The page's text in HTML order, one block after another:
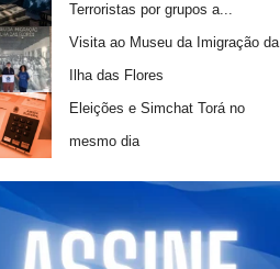
Terroristas por grupos a...
Visita ao Museu da Imigração da
Ilha das Flores
Eleições e Simchat Torá no
mesmo dia